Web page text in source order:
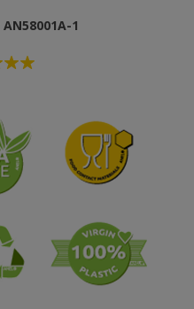
AN58001A-1